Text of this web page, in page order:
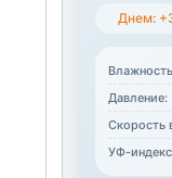
Днем:
Давление:
Скорость
УФ-